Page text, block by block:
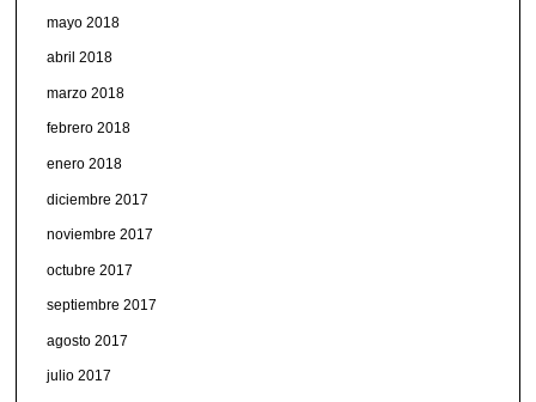
mayo 2018
abril 2018
marzo 2018
febrero 2018
enero 2018
diciembre 2017
noviembre 2017
octubre 2017
septiembre 2017
agosto 2017
julio 2017